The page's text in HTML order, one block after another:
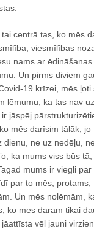
centrā tas, ko mēs
viesmīlības
nams ar ēdināšanas
Un pirms diviem
19 krīzei, mēs ļoti
lēmumu, ka tas nav
jāspēj
mēs darīsim tālāk, jo
dienu, ne uz nedēļu,
ka mums viss būs
mums ir viegli par
par to mēs, protams,
Un mēs nolēmām,
ko mēs darām tikai
vēl jauni